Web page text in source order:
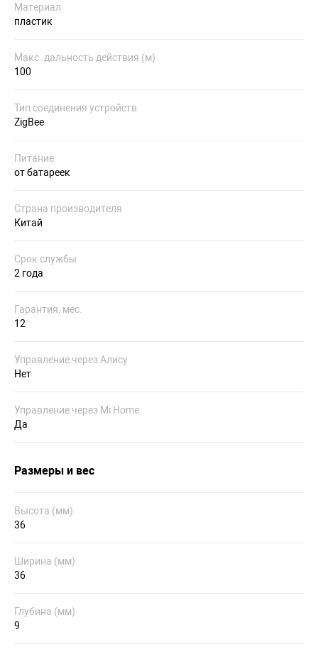
Материал
пластик
Макс. дальность действия (м)
100
Тип соединения устройств
ZigBee
Питание
от батареек
Страна производителя
Китай
Срок службы
2 года
Гарантия, мес.
12
Управление через Алису
Нет
Управление через Mi Home
Да
Размеры и вес
Высота (мм)
36
Ширина (мм)
36
Глубина (мм)
9